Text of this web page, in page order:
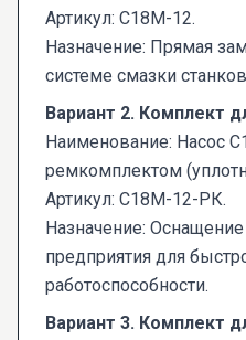
Артикул: С18М-12.
Назначение: Прямая
системе смазки
Вариант 2. Комплект
Наименование: Насос
ремкомплектом
Артикул: С18М-12-РК.
Назначение:
предприятия для
работоспособности.
Вариант 3. Комплект